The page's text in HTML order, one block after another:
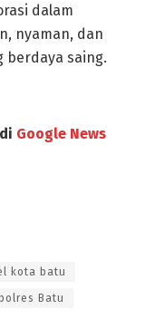
dalam
nyaman, dan
berdaya saing.
Google News
kota batu
Batu